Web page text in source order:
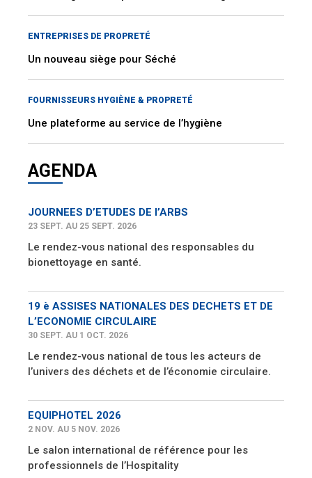
ENTREPRISES DE PROPRETÉ
Un nouveau siège pour Séché
FOURNISSEURS HYGIÈNE & PROPRETÉ
Une plateforme au service de l’hygiène
AGENDA
JOURNEES D’ETUDES DE l’ARBS
23 SEPT. AU 25 SEPT. 2026
Le rendez-vous national des responsables du
bionettoyage en santé.
19 è ASSISES NATIONALES DES DECHETS ET DE
L’ECONOMIE CIRCULAIRE
30 SEPT. AU 1 OCT. 2026
Le rendez-vous national de tous les acteurs de
l’univers des déchets et de l’économie circulaire.
EQUIPHOTEL 2026
2 NOV. AU 5 NOV. 2026
Le salon international de référence pour les
professionnels de l’Hospitality